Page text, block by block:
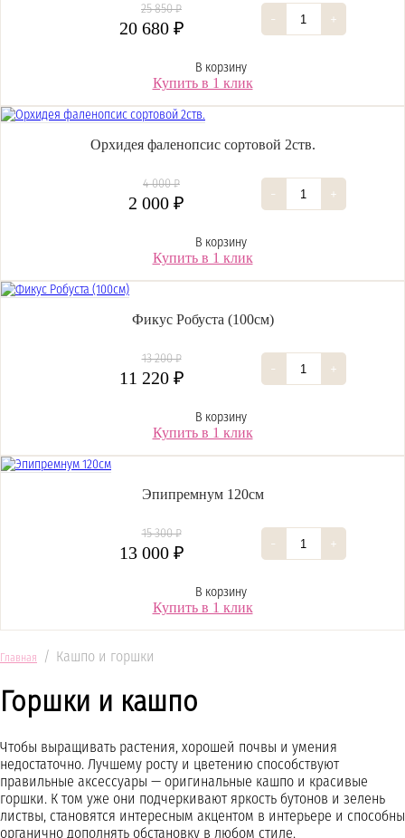
25 850 ₽
20 680 ₽ - +
В корзину
Купить в 1 клик
Орхидея фаленопсис сортовой 2ств.
4 000 ₽
2 000 ₽ - +
В корзину
Купить в 1 клик
Фикус Робуста (100см)
13 200 ₽
11 220 ₽ - +
В корзину
Купить в 1 клик
Эпипремнум 120см
15 300 ₽
13 000 ₽ - +
В корзину
Купить в 1 клик
Главная / Кашпо и горшки
Горшки и кашпо
Чтобы выращивать растения, хорошей почвы и умения
недостаточно. Лучшему росту и цветению способствуют
правильные аксессуары — оригинальные кашпо и красивые
горшки. К том уже они подчеркивают яркость бутонов и зелень
листвы, становятся интересным акцентом в интерьере и способны
органично дополнять обстановку в любом стиле.